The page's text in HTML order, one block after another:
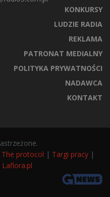
KONKURSY
LUDZIE RADIA
REKLAMA
PATRONAT MEDIALNY
POLITYKA PRYWATNOŚCI
NADAWCA
KONTAKT
The protocol | Targi pracy |
Laflora.pl